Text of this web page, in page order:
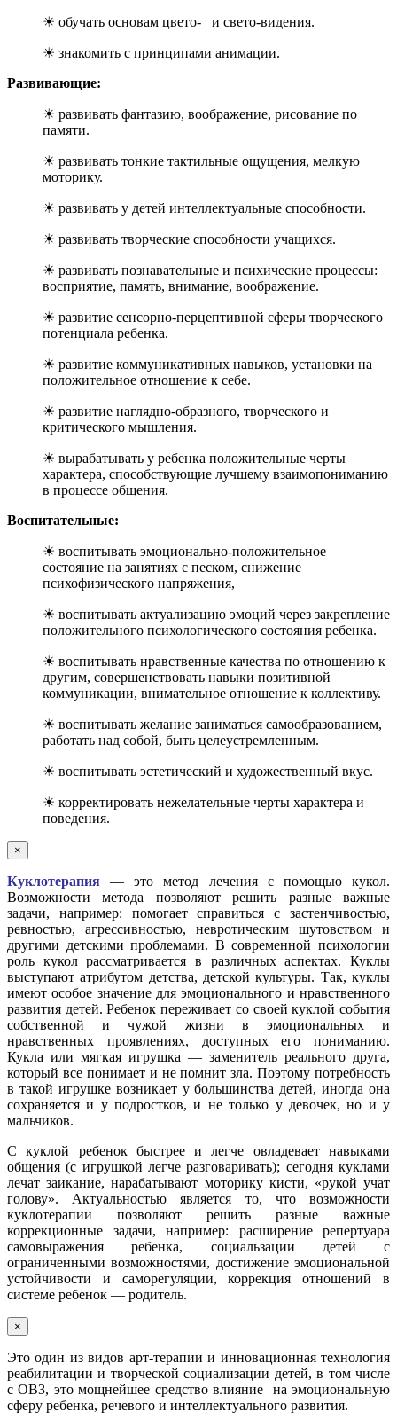
☀ обучать основам цвето- и свето-видения.
☀ знакомить с принципами анимации.
Развивающие:
☀ развивать фантазию, воображение, рисование по
памяти.
☀ развивать тонкие тактильные ощущения, мелкую
моторику.
☀ развивать у детей интеллектуальные способности.
☀ развивать творческие способности учащихся.
☀ развивать познавательные и психические процессы:
восприятие, память, внимание, воображение.
☀ развитие сенсорно-перцептивной сферы творческого
потенциала ребенка.
☀ развитие коммуникативных навыков, установки на
положительное отношение к себе.
☀ развитие наглядно-образного, творческого и
критического мышления.
☀ вырабатывать у ребенка положительные черты
характера, способствующие лучшему взаимопониманию
в процессе общения.
Воспитательные:
☀ воспитывать эмоционально-положительное
состояние на занятиях с песком, снижение
психофизического напряжения,
☀ воспитывать актуализацию эмоций через закрепление
положительного психологического состояния ребенка.
☀ воспитывать нравственные качества по отношению к
другим, совершенствовать навыки позитивной
коммуникации, внимательное отношение к коллективу.
☀ воспитывать желание заниматься самообразованием,
работать над собой, быть целеустремленным.
☀ воспитывать эстетический и художественный вкус.
☀ корректировать нежелательные черты характера и
поведения.
×
Куклотерапия — это метод лечения с помощью кукол.
Возможности метода позволяют решить разные важные
задачи, например: помогает справиться с застенчивостью,
ревностью, агрессивностью, невротическим шутовством и
другими детскими проблемами. В современной психологии
роль кукол рассматривается в различных аспектах. Куклы
выступают атрибутом детства, детской культуры. Так, куклы
имеют особое значение для эмоционального и нравственного
развития детей. Ребенок переживает со своей куклой события
собственной и чужой жизни в эмоциональных и
нравственных проявлениях, доступных его пониманию.
Кукла или мягкая игрушка — заменитель реального друга,
который все понимает и не помнит зла. Поэтому потребность
в такой игрушке возникает у большинства детей, иногда она
сохраняется и у подростков, и не только у девочек, но и у
мальчиков.
С куклой ребенок быстрее и легче овладевает навыками
общения (с игрушкой легче разговаривать); сегодня куклами
лечат заикание, нарабатывают моторику кисти, «рукой учат
голову». Актуальностью является то, что возможности
куклотерапии позволяют решить разные важные
коррекционные задачи, например: расширение репертуара
самовыражения ребенка, социальзации детей с
ограниченными возможностями, достижение эмоциональной
устойчивости и саморегуляции, коррекция отношений в
системе ребенок — родитель.
×
Это один из видов арт-терапии и инновационная технология
реабилитации и творческой социализации детей, в том числе
с ОВЗ, это мощнейшее средство влияние на эмоциональную
сферу ребенка, речевого и интеллектуального развития.